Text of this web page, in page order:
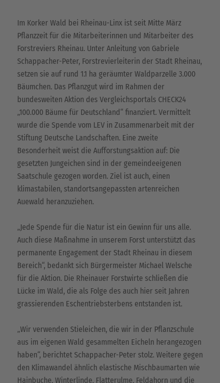
Im Korker Wald bei Rheinau-Linx ist seit Mitte März
Pflanzzeit für die Mitarbeiterinnen und Mitarbeiter des
Forstreviers Rheinau. Unter Anleitung von Gabriele
Schappacher-Peter, Forstrevierleiterin der Stadt Rheinau,
setzen sie auf rund 1.1 ha geräumter Waldparzelle 3.000
Bäumchen. Das Pflanzgut wird im Rahmen der
bundesweiten Aktion des Vergleichsportals CHECK24
„100.000 Bäume für Deutschland“ finanziert. Vermittelt
wurde die Spende vom LEV in Zusammenarbeit mit der
Stiftung Deutsche Landschaften. Eine zweite
Besonderheit weist die Aufforstungsaktion auf: Die
gesetzten Jungeichen sind in der gemeindeeigenen
Saatschule gezogen worden. Ziel ist auch, einen
klimastabilen, standortsangepassten artenreichen
Auewald heranzuziehen.
„Jede Spende für die Natur ist ein Gewinn für uns alle.
Auch diese Maßnahme in unserem Forst unterstützt das
permanente Engagement der Stadt Rheinau in diesem
Bereich“, bedankt sich Bürgermeister Michael Welsche
für die Aktion. Die Rheinauer Forstwirte schließen die
Lücke im Wald, die als Folge des auch hier seit Jahren
grassierenden Eschentriebsterbens entstanden ist.
„Wir verwenden Stieleichen, die wir in der Pflanzschule
aus im eigenen Wald gesammelten Eicheln herangezogen
haben“, berichtet Schappacher-Peter stolz. Weitere gegen
den Klimawandel ähnlich elastische Mischbaumarten wie
Hainbuche, Winterlinde, Flatterulme, Feldahorn und die